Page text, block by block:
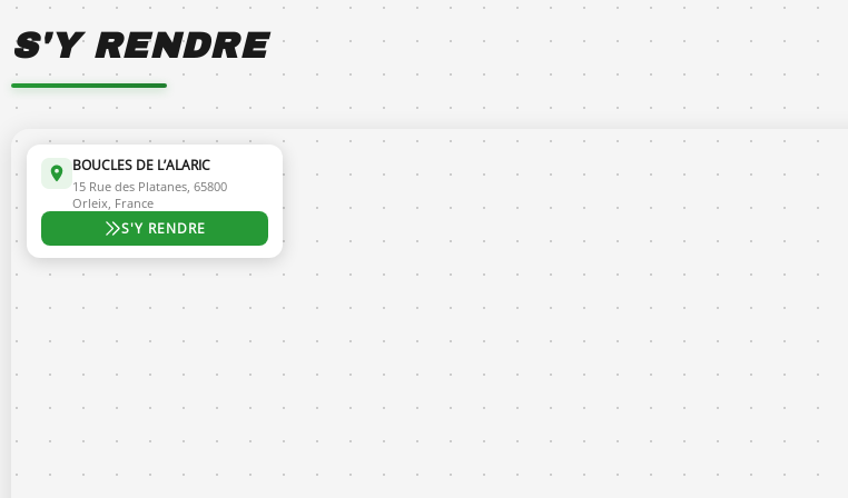
S'Y RENDRE
BOUCLES DE L’ALARIC
15 Rue des Platanes, 65800
Orleix, France
S'Y RENDRE